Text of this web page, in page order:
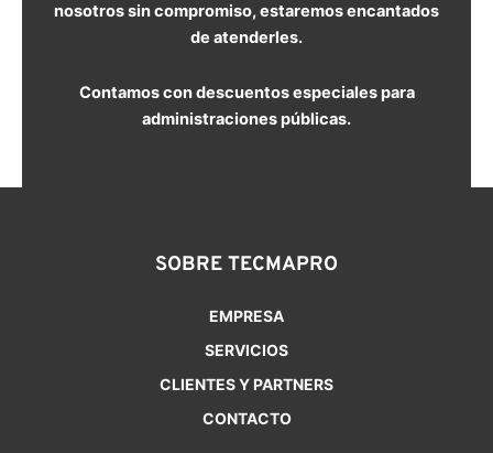
nosotros sin compromiso, estaremos encantados
de atenderles.
Contamos con descuentos especiales para
administraciones públicas.
SOBRE TECMAPRO
EMPRESA
SERVICIOS
CLIENTES Y PARTNERS
CONTACTO